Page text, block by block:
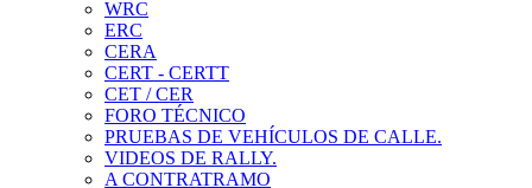
CERA
CERT - CERTT
CET / CER
FORO TÉCNICO
PRUEBAS DE VEHÍCULOS DE CALLE.
VIDEOS DE RALLY.
A CONTRATRAMO
TIENDA ONLINE